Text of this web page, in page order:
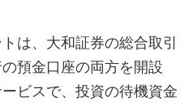
は、大和証券の総合取引
預金口座の両方を開設
ビスで、投資の待機資金